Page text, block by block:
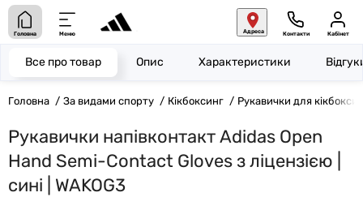
Головна Меню Адреса Контакти Кабінет
Головна За видами спорту Кікбоксинг Рукавички для
Рукавички напівконтакт Adidas Open
Hand Semi-Contact Gloves з ліцензією |
сині | WAKOG3
Все про товар Опис Характеристики